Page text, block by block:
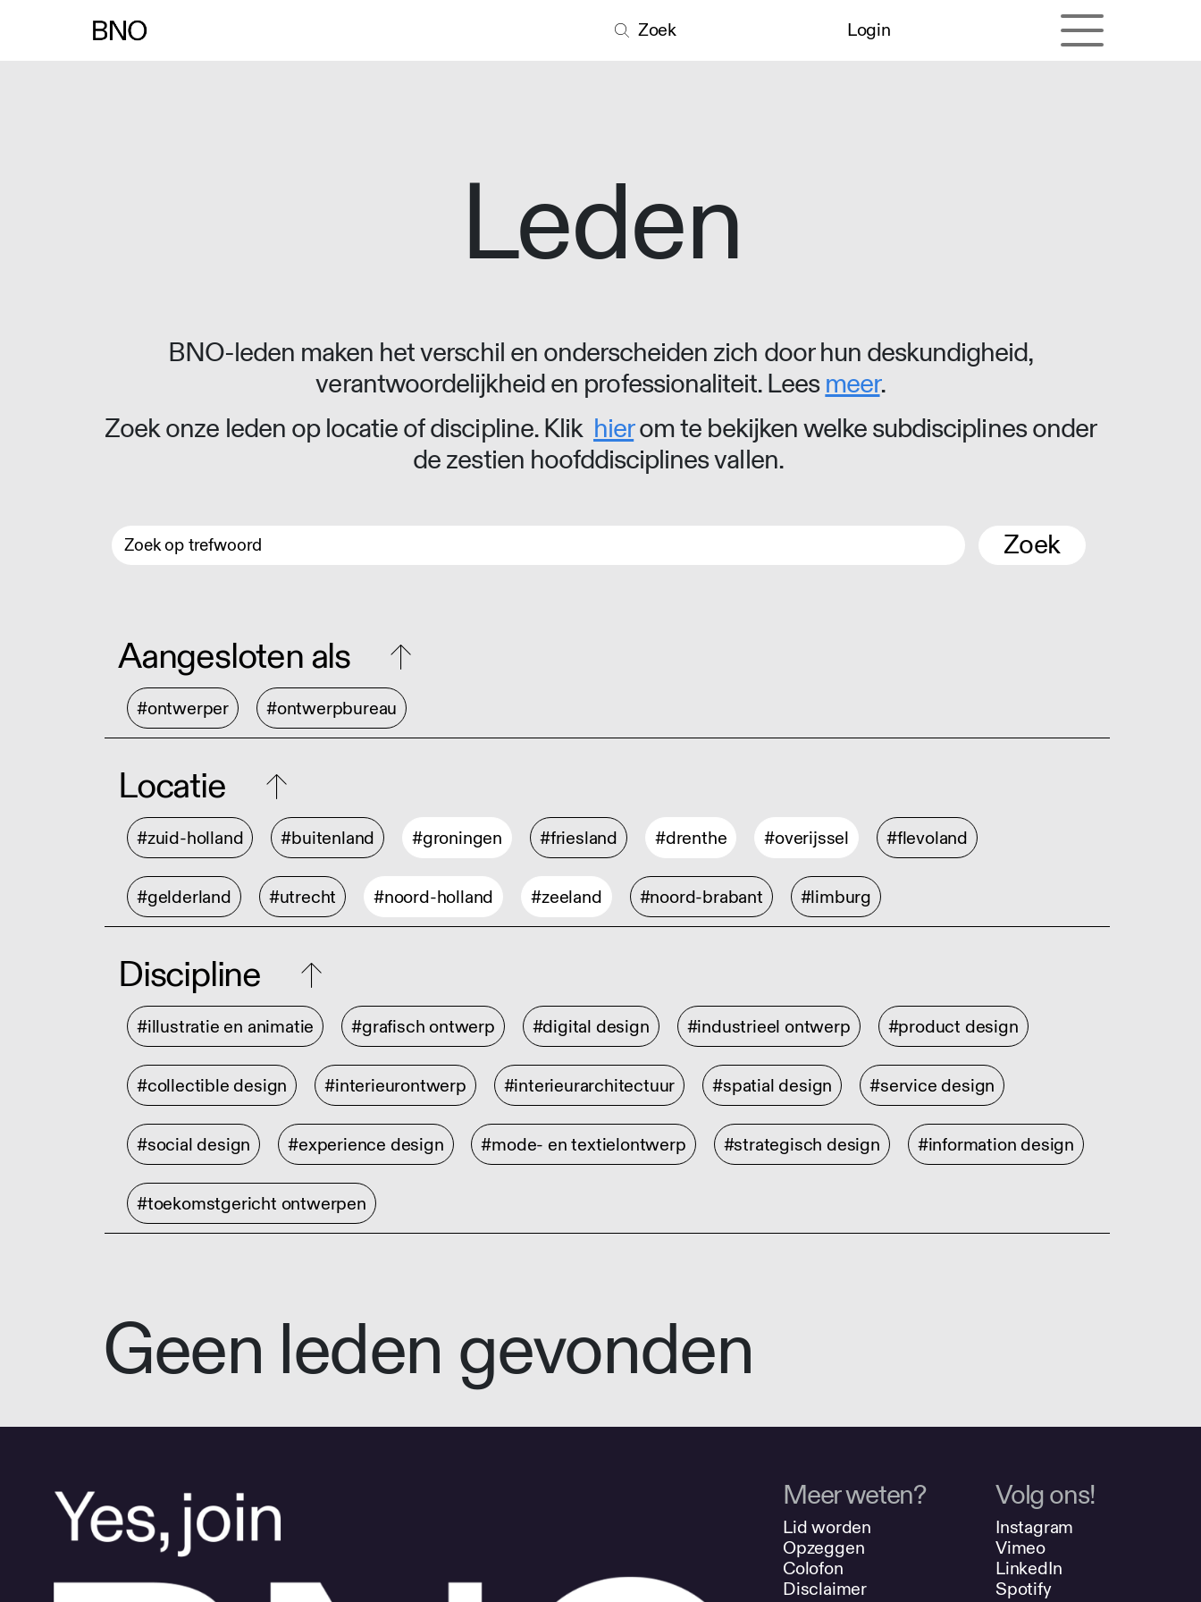
Zoek Login
Leden
BNO-leden maken het verschil en onderscheiden zich door hun deskundigheid,
verantwoordelijkheid en professionaliteit. Leesmeer.
Zoek onze leden op locatie of discipline. Klik hierom te bekijken welke subdisciplines onder
de zestien hoofddisciplines vallen.
Zoek
Aangesloten als
#ontwerper #ontwerpbureau
Locatie
#zuid-holland #buitenland #groningen #friesland #drenthe #overijssel #flevoland
#gelderland #utrecht #noord-holland #zeeland #noord-brabant #limburg
Discipline
#illustratie en animatie #grafisch ontwerp #digital design #industrieel ontwerp #product design
#collectible design #interieurontwerp #interieurarchitectuur #spatial design #service design
#social design #experience design #mode- en textielontwerp #strategisch design #information design
#toekomstgericht ontwerpen
Geen leden gevonden
Meer weten?
Lid worden
Opzeggen
Colofon
Disclaimer
Volg ons!
Instagram
Vimeo
LinkedIn
Spotify